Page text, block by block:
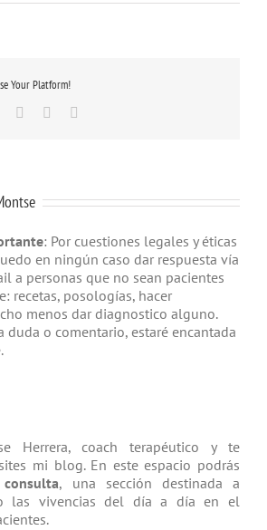
Your Platform!
Google+
TumblrPinterest
: Por cuestiones legales y éticas
en ningún caso dar respuesta vía
a personas que no sean pacientes
recetas, posologías, hacer
menos dar diagnostico alguno.
duda o comentario, estaré encantada
Herrera, coach tera­péutico y te
mi blog. En este espacio podrás
, una sección destinada a
las vivencias del día a día en el